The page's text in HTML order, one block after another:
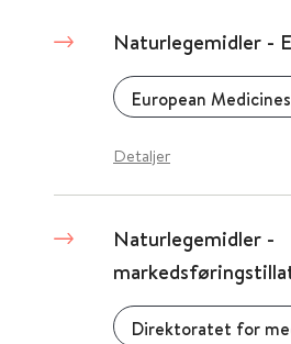
Naturlegemidler -
European
Detaljer
Naturlegemidler -